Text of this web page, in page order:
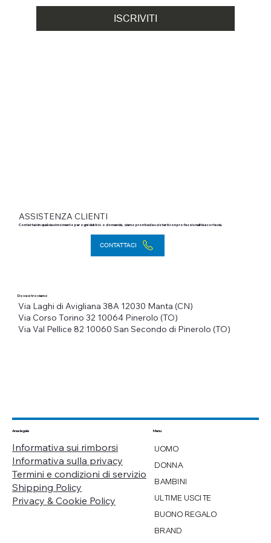
ISCRIVITI
Contattaci in qualsiasi momento per ogni dubbio o domanda, siamo pronti ad assisterti con professionalità e cortesia.
CONTATTACI
ASSISTENZA CLIENTI
Dove ci troviamo
Via Laghi di Avigliana 38A 12030 Manta (CN)
Via Val Pellice 82 10060 San Secondo di Pinerolo (TO)
Via Corso Torino 32 10064 Pinerolo (TO)
Area legale
Informativa sui rimborsi
Informativa sulla privacy
Termini e condizioni di servizio
Shipping Policy
Privacy & Cookie Policy
Menu
UOMO
DONNA
BAMBINI
ULTIME USCITE
BUONO REGALO
BRAND